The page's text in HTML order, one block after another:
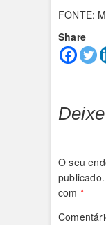
FONTE:
Share
O seu
publicado.
com *